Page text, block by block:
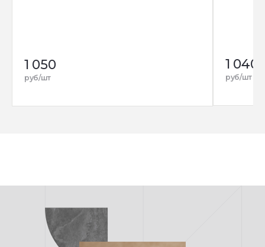
1 050
руб/шт
1 040
руб/шт